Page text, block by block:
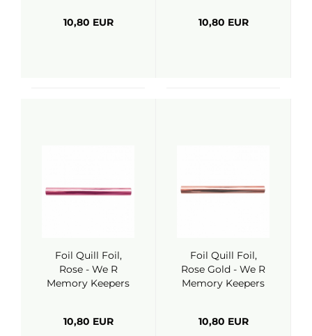
10,80 EUR 10,80 EUR
Foil Quill Foil,
Rose - We R
Memory Keepers
10,80 EUR
Foil Quill Foil,
Rose Gold - We R
Memory Keepers
10,80 EUR